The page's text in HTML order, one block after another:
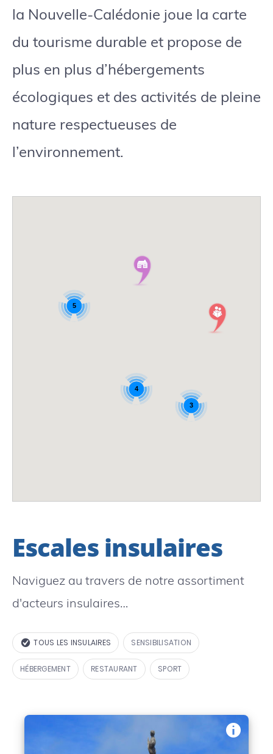
la Nouvelle-Calédonie joue la carte
du tourisme durable et propose de
plus en plus d’hébergements
écologiques et des activités de pleine
nature respectueuses de
l’environnement.
5
3
4
Escales insulaires
Naviguez au travers de notre assortiment
d'acteurs insulaires…
TOUS LES INSULAIRES SENSIBILISATION
HÉBERGEMENT RESTAURANT SPORT